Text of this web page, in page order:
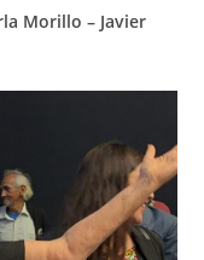
Morillo – Javier